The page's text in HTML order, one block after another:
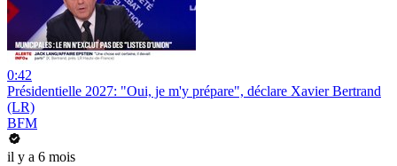
0:42
Présidentielle 2027: "Oui, je m'y prépare", déclare Xavier Bertrand
(LR)
BFM
il y a 6 mois